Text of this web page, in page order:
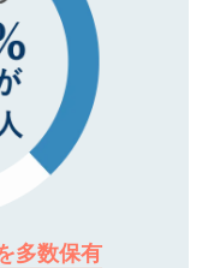
多数保有